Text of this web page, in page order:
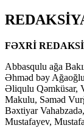
FƏXRİ
Abbasqulu ağa
Əhməd bəy
Əliqulu Qəmküsar,
Makulu, Səməd
Bəxtiyar
Mustafayev,